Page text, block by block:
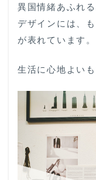
異国情緒あふれ
デザインには、
が表れています。
生活に心地よい